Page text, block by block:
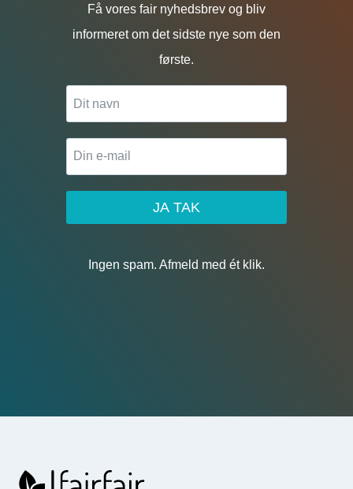
Få vores fair nyhedsbrev og bliv
informeret om det sidste nye som den
første.
JA TAK
Ingen spam. Afmeld med ét klik.